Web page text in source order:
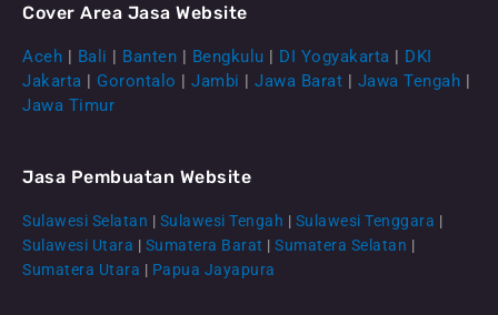
Cover Area Jasa Website
Aceh | Bali | Banten | Bengkulu | DI Yogyakarta | DKI
Jakarta | Gorontalo | Jambi | Jawa Barat | Jawa Tengah |
Jawa Timur
Jasa Pembuatan Website
Sulawesi Selatan | Sulawesi Tengah | Sulawesi Tenggara |
Sulawesi Utara | Sumatera Barat | Sumatera Selatan |
Sumatera Utara | Papua Jayapura